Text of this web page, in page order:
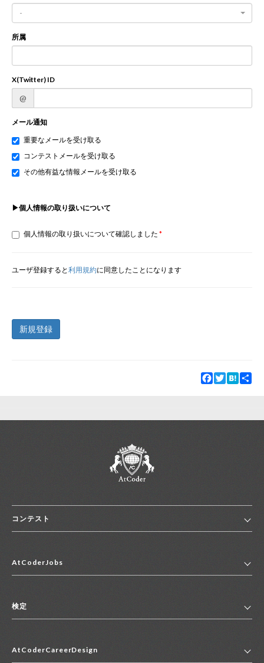
-
所属
X(Twitter) ID
@
メール通知
重要なメールを受け取る
コンテストメールを受け取る
その他有益な情報メールを受け取る
▶個人情報の取り扱いについて
個人情報の取り扱いについて確認しました
ユーザ登録すると利用規約に同意したことになります
新規登録
Facebook
TwitterHatena
コンテスト
コンテスト一覧
便利リンク集
AtCoderJobs
2027年新卒採用求人一覧
中途採用求人一覧
検定
マイページ
AtCoderCareerDesign